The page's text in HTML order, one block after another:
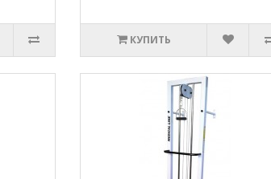
КУПИТЬ